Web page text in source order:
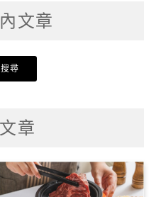
文章
章